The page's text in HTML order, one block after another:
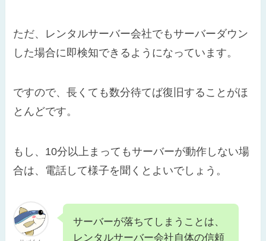
ただ、レンタルサーバー会社でもサーバーダウン
した場合に即検知できるようになっています。
ですので、長くても数分待てば復旧することがほ
とんどです。
もし、10分以上まってもサーバーが動作しない場
合は、電話して様子を聞くとよいでしょう。
サーバーが落ちてしまうことは、
レンタルサーバー会社自体の信頼